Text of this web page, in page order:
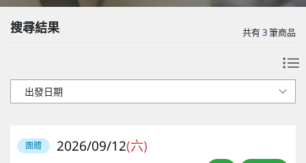
搜尋結果 共有3筆商品
團體 2026/09/12(六)